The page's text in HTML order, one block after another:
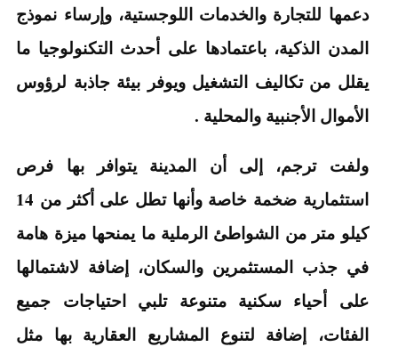
دعمها للتجارة والخدمات اللوجستية، وإرساء نموذج
المدن الذكية، باعتمادها على أحدث التكنولوجيا ما
يقلل من تكاليف التشغيل ويوفر بيئة جاذبة لرؤوس
الأموال الأجنبية والمحلية .
ولفت ترجم، إلى أن المدينة يتوافر بها فرص
استثمارية ضخمة خاصة وأنها تطل على أكثر من 14
كيلو متر من الشواطئ الرملية ما يمنحها ميزة هامة
في جذب المستثمرين والسكان، إضافة لاشتمالها
على أحياء سكنية متنوعة تلبي احتياجات جميع
الفئات، إضافة لتنوع المشاريع العقارية بها مثل